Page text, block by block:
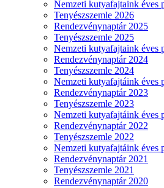
Nemzeti kutyafajtaink éves
Tenyészszemle 2026
Rendezvénynaptár 2025
Tenyészszemle 2025
Nemzeti kutyafajtaink éves
Rendezvénynaptár 2024
Tenyészszemle 2024
Nemzeti kutyafajtáink éves
Rendezvénynaptár 2023
Tenyészszemle 2023
Nemzeti kutyafajtáink éves
Rendezvénynaptár 2022
Tenyészszemle 2022
Nemzeti kutyafajtáink éves
Rendezvénynaptár 2021
Tenyészszemle 2021
Rendezvénynaptár 2020